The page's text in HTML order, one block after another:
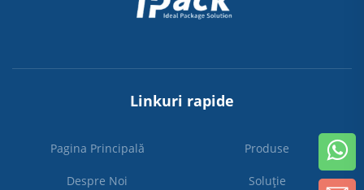
Linkuri rapide
Pagina Principală Produse
Despre Noi Soluție